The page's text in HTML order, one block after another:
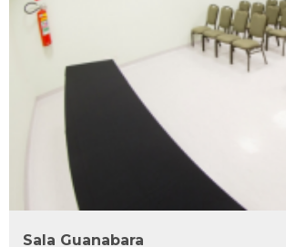
L1
L2
L3
Sala Guanabara